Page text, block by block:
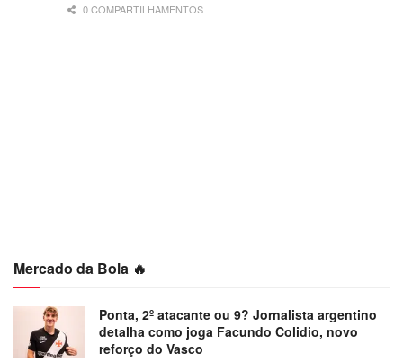
0 COMPARTILHAMENTOS
Mercado da Bola 🔥
Ponta, 2º atacante ou 9? Jornalista argentino
detalha como joga Facundo Colidio, novo
reforço do Vasco